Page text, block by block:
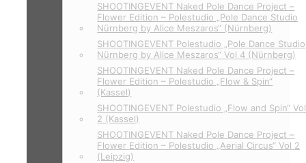
SHOOTINGEVENT Naked Pole Dance Project –
Flower Edition – Polestudio „Pole Dance Studio
Nürnberg by Alice Meszaros“ (Nürnberg)
SHOOTINGEVENT Polestudio „Pole Dance Studio
Nürnberg by Alice Meszaros“ Vol 4 (Nürnberg)
SHOOTINGEVENT Naked Pole Dance Project –
Flower Edition – Polestudio „Flow & Spin“
(Kassel)
SHOOTINGEVENT Polestudio „Flow and Spin“ Vol
2 (Kassel)
SHOOTINGEVENT Naked Pole Dance Project –
Flower Edition – Polestudio „Aerial Circus“ Vol 2
(Leipzig)